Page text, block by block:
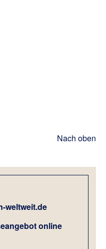
Nach oben
weltweit.de
online